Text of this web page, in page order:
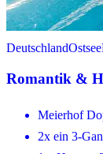
DeutschlandOstsee
Romantik &
Meierhof
2x ein 3-